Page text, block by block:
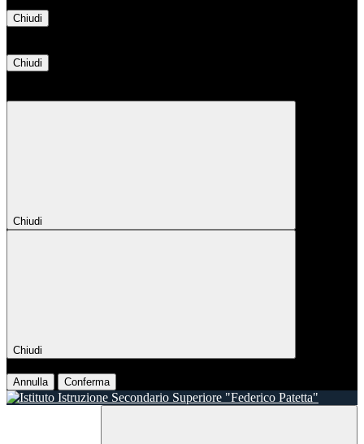
Chiudi
Chiudi
Chiudi
Chiudi
Annulla Conferma